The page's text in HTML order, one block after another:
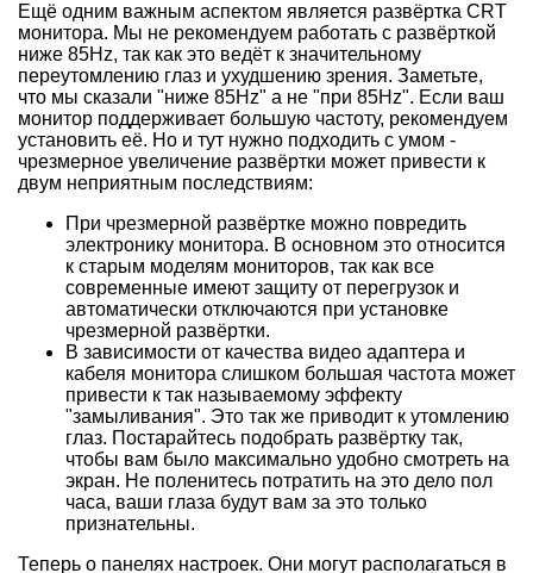
Ещё одним важным аспектом является развёртка CRT
монитора. Мы не рекомендуем работать с развёрткой
ниже 85Hz, так как это ведёт к значительному
переутомлению глаз и ухудшению зрения. Заметьте,
что мы сказали "ниже 85Hz" а не "при 85Hz". Если ваш
монитор поддерживает большую частоту, рекомендуем
установить её. Но и тут нужно подходить с умом -
чрезмерное увеличение развёртки может привести к
двум неприятным последствиям:
При чрезмерной развёртке можно повредить
электронику монитора. В основном это относится
к старым моделям мониторов, так как все
современные имеют защиту от перегрузок и
автоматически отключаются при установке
чрезмерной развёртки.
В зависимости от качества видео адаптера и
кабеля монитора слишком большая частота может
привести к так называемому эффекту
"замыливания". Это так же приводит к утомлению
глаз. Постарайтесь подобрать развёртку так,
чтобы вам было максимально удобно смотреть на
экран. Не поленитесь потратить на это дело пол
часа, ваши глаза будут вам за это только
признательны.
Теперь о панелях настроек. Они могут располагаться в